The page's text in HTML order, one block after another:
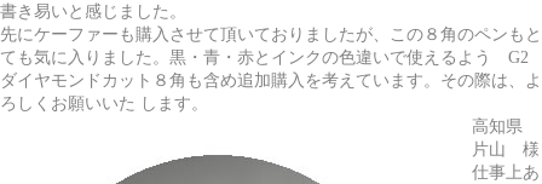
書き易いと感じました。
先にケーファーも購入させて頂いておりましたが、この８角のペンもと
ても気に入りました。黒・青・赤とインクの色違いで使えるよう G2
ダイヤモンドカット８角も含め追加購入を考えています。その際は、よ
ろしくお願いいた します。
高知県
片山 様
仕事上あ